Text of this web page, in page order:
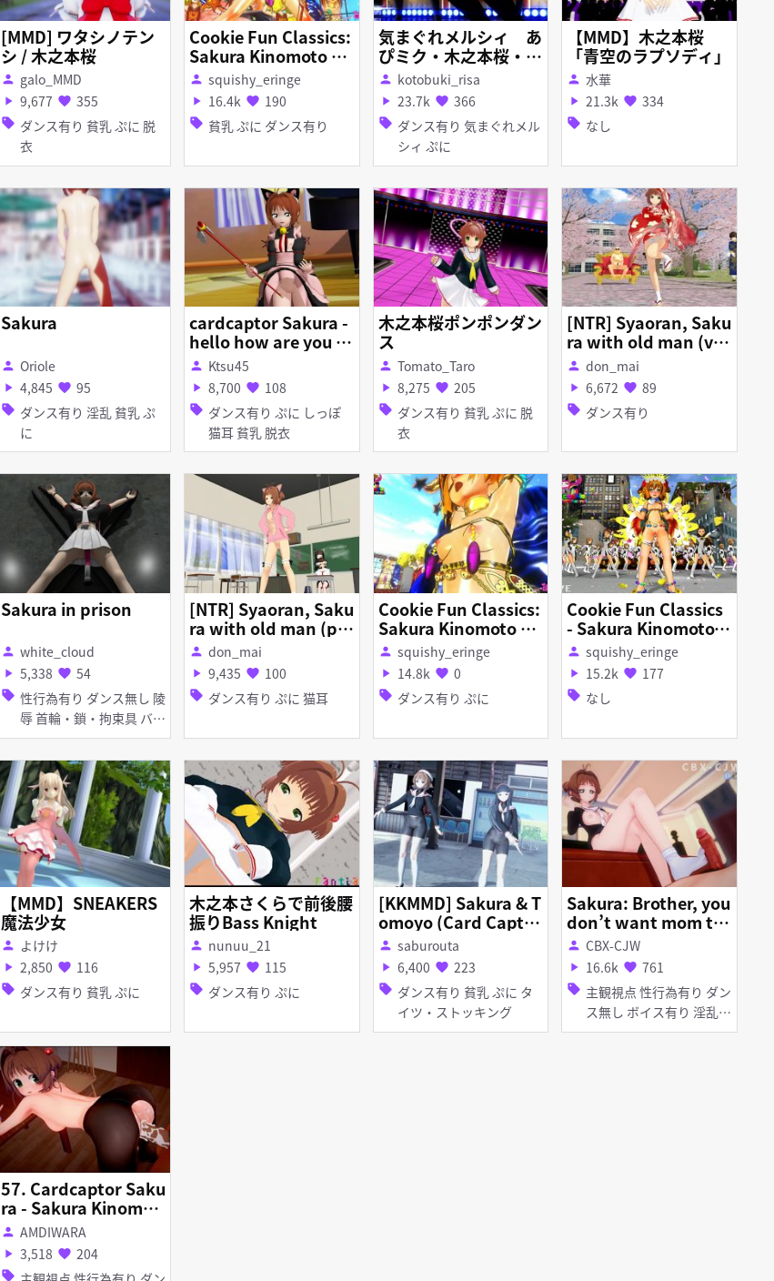
[MMD] ワタシノテン
シ / 木之本桜
person galo_MMD
play_arrow 9,677 favorite 355
sell ダンス有り 貧乳 ぷに 脱
衣
Cookie Fun Classics:
Sakura Kinomoto Wi
ggleFest Part 2
person squishy_eringe
play_arrow 16.4k favorite 190
sell 貧乳 ぷに ダンス有り
気まぐれメルシィ あ
ぴミク・木之本桜・
橙・小悪魔・歌愛ユ
キ いろいろ制服Ver
【Ｒ１８】
person kotobuki_risa
play_arrow 23.7k favorite 366
sell ダンス有り 気まぐれメル
シィ ぷに
【MMD】木之本桜
「青空のラプソディ」
person 水華
play_arrow 21.3k favorite 334
sell なし
Sakura
person Oriole
play_arrow 4,845 favorite 95
sell ダンス有り 淫乱 貧乳 ぷ
に
cardcaptor Sakura -
hello how are you カ
ードキャプターさくら
木之本 桜 李 小狼
person Ktsu45
play_arrow 8,700 favorite 108
sell ダンス有り ぷに しっぽ
猫耳 貧乳 脱衣
木之本桜ポンポンダン
ス
person Tomato_Taro
play_arrow 8,275 favorite 205
sell ダンス有り 貧乳 ぷに 脱
衣
[NTR] Syaoran, Saku
ra with old man (vid
eo part 1)
person don_mai
play_arrow 6,672 favorite 89
sell ダンス有り
Sakura in prison
person white_cloud
play_arrow 5,338 favorite 54
sell 性行為有り ダンス無し 陵
辱 首輪・鎖・拘束具 バイ
ブ・ローター 拘束
[NTR] Syaoran, Saku
ra with old man (pa
rt 3)
person don_mai
play_arrow 9,435 favorite 100
sell ダンス有り ぷに 猫耳
Cookie Fun Classics:
Sakura Kinomoto Wi
ggleFest Part 1
person squishy_eringe
play_arrow 14.8k favorite 0
sell ダンス有り ぷに
Cookie Fun Classics
- Sakura Kinomoto
\'s Sexy Samba
person squishy_eringe
play_arrow 15.2k favorite 177
sell なし
【MMD】SNEAKERS
魔法少女
person よけけ
play_arrow 2,850 favorite 116
sell ダンス有り 貧乳 ぷに
木之本さくらで前後腰
振りBass Knight
person nunuu_21
play_arrow 5,957 favorite 115
sell ダンス有り ぷに
[KKMMD] Sakura & T
omoyo (Card Captor
Sakura) さくらと知世
(カードキャプターさ
くら)
person saburouta
play_arrow 6,400 favorite 223
sell ダンス有り 貧乳 ぷに タ
イツ・ストッキング
Sakura: Brother, you
don’t want mom to
know that you stole
Sakura’s underwea
r, right?
person CBX-CJW
play_arrow 16.6k favorite 761
sell 主観視点 性行為有り ダン
ス無し ボイス有り 淫乱
ぷに 足コキ オナニー
57. Cardcaptor Saku
ra - Sakura Kinomot
o - Bunny ver
person AMDIWARA
play_arrow 3,518 favorite 204
sell